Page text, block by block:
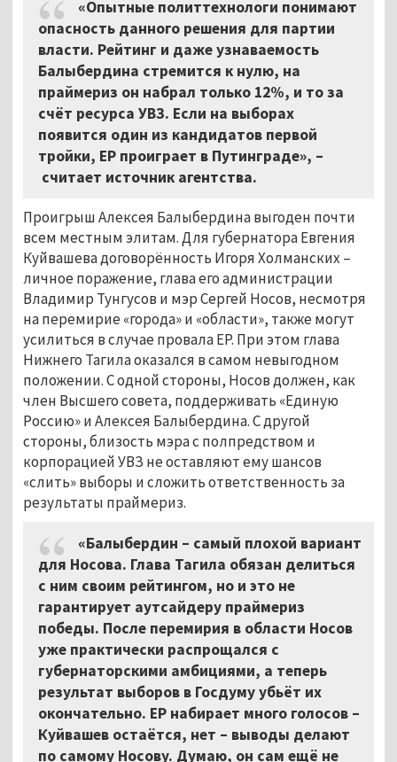
«Опытные политтехнологи понимают
опасность данного решения для партии
власти. Рейтинг и даже узнаваемость
Балыбердина стремится к нулю, на
праймериз он набрал только 12%, и то за
счёт ресурса УВЗ. Если на выборах
появится один из кандидатов первой
тройки, ЕР проиграет в Путинграде», –
считает источник агентства.
Проигрыш Алексея Балыбердина выгоден почти
всем местным элитам. Для губернатора Евгения
Куйвашева договорённость Игоря Холманских –
личное поражение, глава его администрации
Владимир Тунгусов и мэр Сергей Носов, несмотря
на перемирие «города» и «области», также могут
усилиться в случае провала ЕР. При этом глава
Нижнего Тагила оказался в самом невыгодном
положении. С одной стороны, Носов должен, как
член Высшего совета, поддерживать «Единую
Россию» и Алексея Балыбердина. С другой
стороны, близость мэра с полпредством и
корпорацией УВЗ не оставляют ему шансов
«слить» выборы и сложить ответственность за
результаты праймериз.
«Балыбердин – самый плохой вариант
для Носова. Глава Тагила обязан делиться
с ним своим рейтингом, но и это не
гарантирует аутсайдеру праймериз
победы. После перемирия в области Носов
уже практически распрощался с
губернаторскими амбициями, а теперь
результат выборов в Госдуму убьёт их
окончательно. ЕР набирает много голосов –
Куйвашев остаётся, нет – выводы делают
по самому Носову. Думаю, он сам ещё не